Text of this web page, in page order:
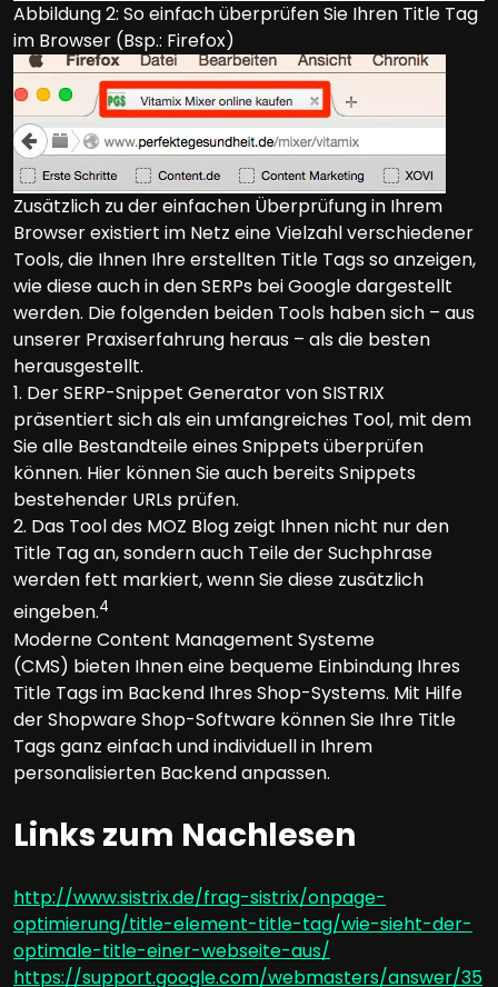
Abbildung 2: So einfach überprüfen Sie Ihren Title Tag
im Browser (Bsp.: Firefox)
Zusätzlich zu der einfachen Überprüfung in Ihrem
Browser existiert im Netz eine Vielzahl verschiedener
Tools, die Ihnen Ihre erstellten Title Tags so anzeigen,
wie diese auch in den SERPs bei Google dargestellt
werden. Die folgenden beiden Tools haben sich – aus
unserer Praxiserfahrung heraus – als die besten
herausgestellt.
1. Der SERP-Snippet Generator von SISTRIX
präsentiert sich als ein umfangreiches Tool, mit dem
Sie alle Bestandteile eines Snippets überprüfen
können. Hier können Sie auch bereits Snippets
bestehender URLs prüfen.
2. Das Tool des MOZ Blog zeigt Ihnen nicht nur den
Title Tag an, sondern auch Teile der Suchphrase
werden fett markiert, wenn Sie diese zusätzlich
eingeben.4
Moderne Content Management Systeme
(CMS) bieten Ihnen eine bequeme Einbindung Ihres
Title Tags im Backend Ihres Shop-Systems. Mit Hilfe
der Shopware Shop-Software können Sie Ihre Title
Tags ganz einfach und individuell in Ihrem
personalisierten Backend anpassen.
Links zum Nachlesen
http://www.sistrix.de/frag-sistrix/onpage-
optimierung/title-element-title-tag/wie-sieht-der-
optimale-title-einer-webseite-aus/
https://support.google.com/webmasters/answer/35